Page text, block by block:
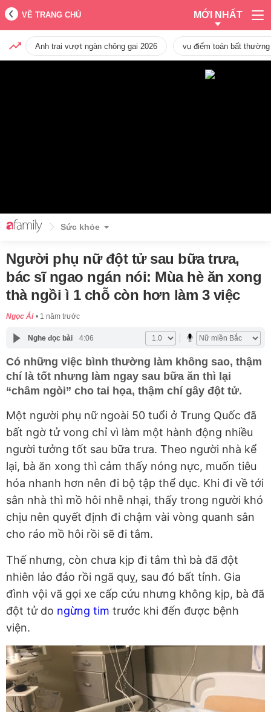
VỀ TRANG CHỦ MỚI NHẤT
Anh trai vượt ngàn chông gai 2026 vụ điểm toán bất
Sức khỏe
Người phụ nữ đột tử sau bữa trưa,
bác sĩ ngao ngán nói: Mùa hè ăn xong
thà ngồi ì 1 chỗ còn hơn làm 3 việc
Ngọc Ái 1 năm trước
Nghe đọc bài 4:06
Có những việc bình thường làm không sao, thậm
chí là tốt nhưng làm ngay sau bữa ăn thì lại
“châm ngòi” cho tai họa, thậm chí gây đột tử.
Một người phụ nữ ngoài 50 tuổi ở Trung Quốc đã
bất ngờ tử vong chỉ vì làm một hành động nhiều
người tưởng tốt sau bữa trưa. Theo người nhà kể
lại, bà ăn xong thì cảm thấy nóng nực, muốn tiêu
hóa nhanh hơn nên đi bộ tập thể dục. Khi đi về tới
sân nhà thì mồ hôi nhễ nhại, thấy trong người khó
chịu nên quyết định đi chậm vài vòng quanh sân
cho ráo mồ hôi rồi sẽ đi tắm.
Thế nhưng, còn chưa kịp đi tắm thì bà đã đột
nhiên lảo đảo rồi ngã quỵ, sau đó bất tỉnh. Gia
đình vội vã gọi xe cấp cứu nhưng không kịp, bà đã
đột tử do ngừng tim trước khi đến được bệnh
viện.